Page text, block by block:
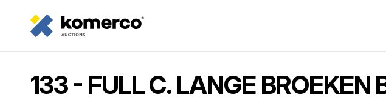
133 - FULL C. LANGE